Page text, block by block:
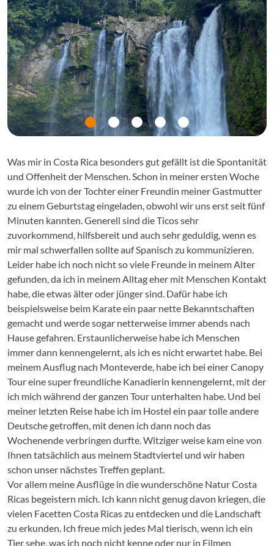
Was mir in Costa Rica besonders gut gefällt ist die Spontanität
und Offenheit der Menschen. Schon in meiner ersten Woche
wurde ich von der Tochter einer Freundin meiner Gastmutter
zu einem Geburtstag eingeladen, obwohl wir uns erst seit fünf
Minuten kannten. Generell sind die Ticos sehr
zuvorkommend, hilfsbereit und auch sehr geduldig, wenn es
mir mal schwerfallen sollte auf Spanisch zu kommunizieren.
Leider habe ich noch nicht so viele Freunde in meinem Alter
gefunden, da ich in meinem Alltag eher mit Menschen Kontakt
habe, die etwas älter oder jünger sind. Dafür habe ich
beispielsweise beim Karate ein paar nette Bekanntschaften
gemacht und werde sogar netterweise immer abends nach
Hause gefahren. Erstaunlicherweise habe ich Menschen
immer dann kennengelernt, als ich es nicht erwartet habe. Bei
meinem Ausflug nach Monteverde, habe ich bei einer Canopy
Tour eine super freundliche Kanadierin kennengelernt, mit der
ich mich während der ganzen Tour unterhalten habe. Und bei
meiner letzten Reise habe ich im Hostel ein paar tolle andere
Deutsche getroffen, mit denen ich dann noch das
Wochenende verbringen durfte. Witziger weise kam eine von
Ihnen tatsächlich aus meinem Stadtviertel und wir haben
schon unser nächstes Treffen geplant.
Vor allem meine Ausflüge in die wunderschöne Natur Costa
Ricas begeistern mich. Ich kann nicht genug davon kriegen, die
vielen Facetten Costa Ricas zu entdecken und die Landschaft
zu erkunden. Ich freue mich jedes Mal tierisch, wenn ich ein
Tier sehe, was ich noch nicht kenne oder nur in Filmen